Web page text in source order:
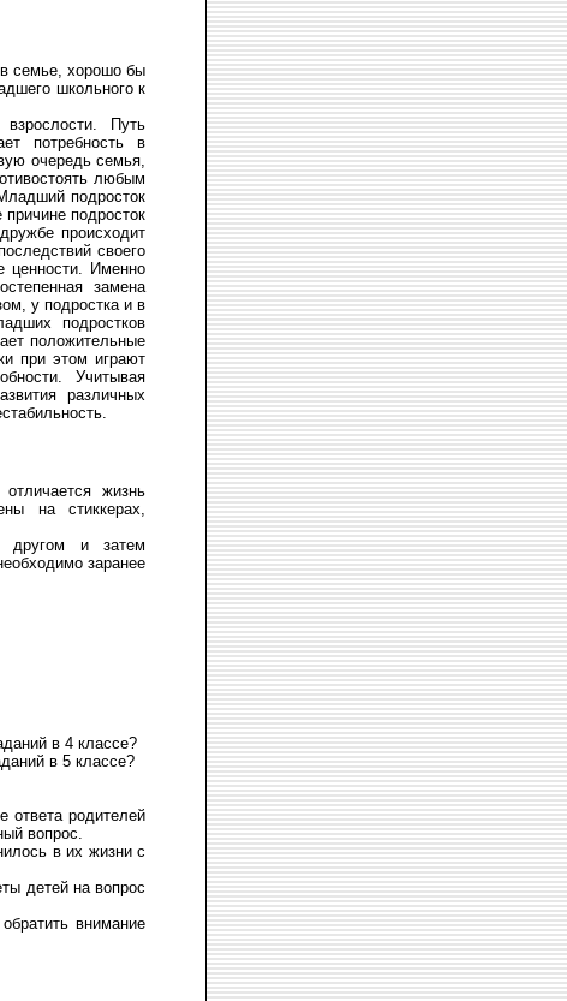
в семье, хорошо бы
школьного к
Путь
потребность в
очередь семья,
любым
подросток
подросток
происходит
своего
ценности. Именно
замена
у подростка и в
подростков
положительные
при этом играют
Учитывая
различных
жизнь
на стиккерах,
другом и затем
заранее
в 4 классе?
в 5 классе?
ответа родителей
вопрос.
в их жизни с
детей на вопрос
внимание